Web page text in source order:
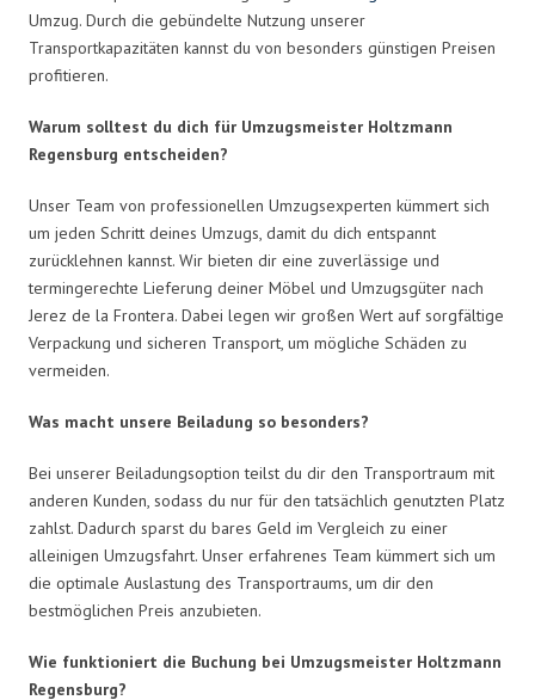
Umzug. Durch die gebündelte Nutzung unserer
Transportkapazitäten kannst du von besonders günstigen Preisen
profitieren.
Warum solltest du dich für Umzugsmeister Holtzmann
Regensburg entscheiden?
Unser Team von professionellen Umzugsexperten kümmert sich
um jeden Schritt deines Umzugs, damit du dich entspannt
zurücklehnen kannst. Wir bieten dir eine zuverlässige und
termingerechte Lieferung deiner Möbel und Umzugsgüter nach
Jerez de la Frontera. Dabei legen wir großen Wert auf sorgfältige
Verpackung und sicheren Transport, um mögliche Schäden zu
vermeiden.
Was macht unsere Beiladung so besonders?
Bei unserer Beiladungsoption teilst du dir den Transportraum mit
anderen Kunden, sodass du nur für den tatsächlich genutzten Platz
zahlst. Dadurch sparst du bares Geld im Vergleich zu einer
alleinigen Umzugsfahrt. Unser erfahrenes Team kümmert sich um
die optimale Auslastung des Transportraums, um dir den
bestmöglichen Preis anzubieten.
Wie funktioniert die Buchung bei Umzugsmeister Holtzmann
Regensburg?